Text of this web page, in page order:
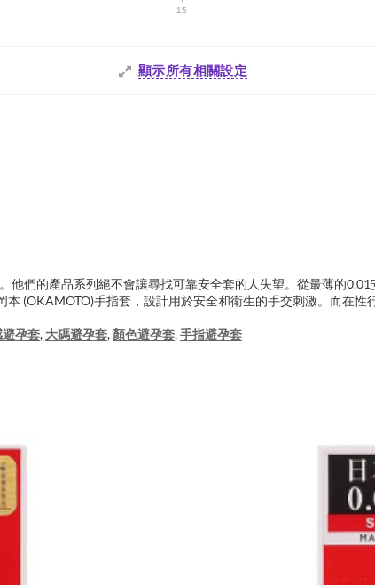
15
顯示所有相關設定
們的產品系列絕不會讓尋找可靠安全套的人失望。從最薄的
(OKAMOTO)手指套，設計用於安全和衛生的手交刺激。而在
孕套, 大碼避孕套, 顏色避孕套,手指避孕套